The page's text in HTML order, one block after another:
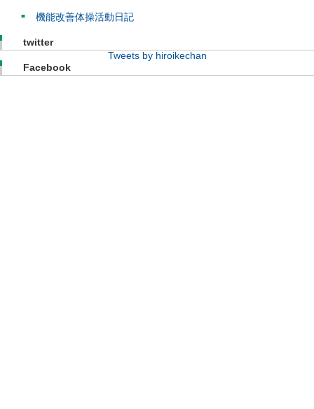
機能改善体操活動日記
twitter
Tweets by hiroikechan
Facebook